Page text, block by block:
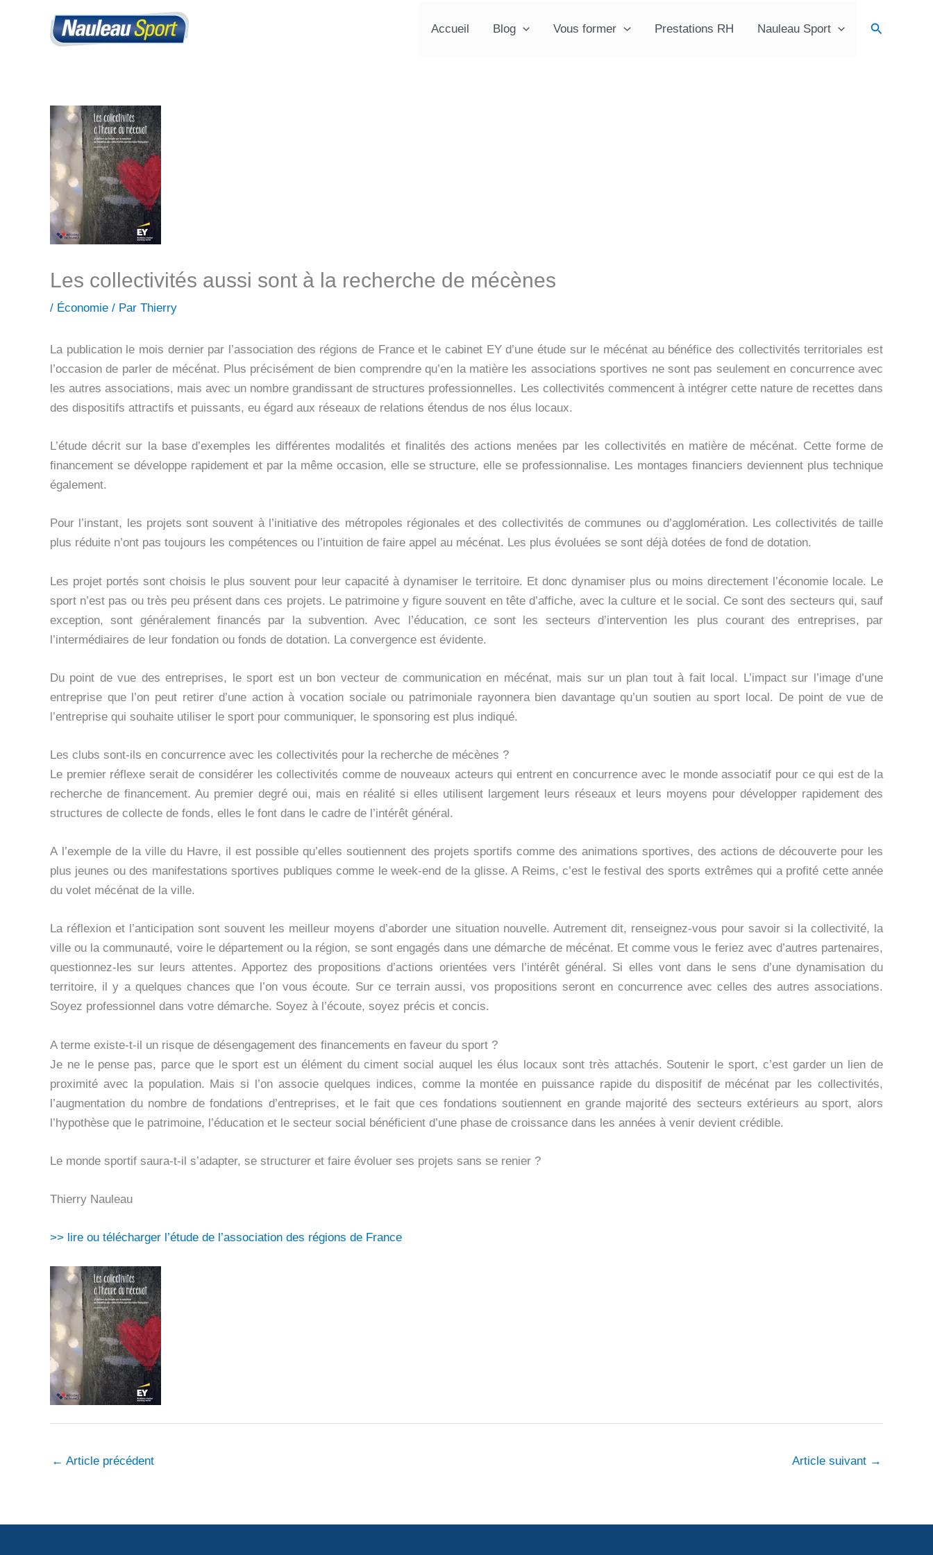
Accueil Blog Vous former Prestations RH Nauleau Sport
Les collectivités aussi sont à la recherche de mécènes
/ Économie / Par Thierry
La publication le mois dernier par l’association des régions de France et le cabinet EY d’une étude sur le mécénat au bénéfice des collectivités territoriales est
l’occasion de parler de mécénat. Plus précisément de bien comprendre qu’en la matière les associations sportives ne sont pas seulement en concurrence avec
les autres associations, mais avec un nombre grandissant de structures professionnelles. Les collectivités commencent à intégrer cette nature de recettes dans
des dispositifs attractifs et puissants, eu égard aux réseaux de relations étendus de nos élus locaux.
L’étude décrit sur la base d’exemples les différentes modalités et finalités des actions menées par les collectivités en matière de mécénat. Cette forme de
financement se développe rapidement et par la même occasion, elle se structure, elle se professionnalise. Les montages financiers deviennent plus technique
également.
Pour l’instant, les projets sont souvent à l’initiative des métropoles régionales et des collectivités de communes ou d’agglomération. Les collectivités de taille
plus réduite n’ont pas toujours les compétences ou l’intuition de faire appel au mécénat. Les plus évoluées se sont déjà dotées de fond de dotation.
Les projet portés sont choisis le plus souvent pour leur capacité à dynamiser le territoire. Et donc dynamiser plus ou moins directement l’économie locale. Le
sport n’est pas ou très peu présent dans ces projets. Le patrimoine y figure souvent en tête d’affiche, avec la culture et le social. Ce sont des secteurs qui, sauf
exception, sont généralement financés par la subvention. Avec l’éducation, ce sont les secteurs d’intervention les plus courant des entreprises, par
l’intermédiaires de leur fondation ou fonds de dotation. La convergence est évidente.
Du point de vue des entreprises, le sport est un bon vecteur de communication en mécénat, mais sur un plan tout à fait local. L’impact sur l’image d’une
entreprise que l’on peut retirer d’une action à vocation sociale ou patrimoniale rayonnera bien davantage qu’un soutien au sport local. De point de vue de
l’entreprise qui souhaite utiliser le sport pour communiquer, le sponsoring est plus indiqué.
Les clubs sont-ils en concurrence avec les collectivités pour la recherche de mécènes ?
Le premier réflexe serait de considérer les collectivités comme de nouveaux acteurs qui entrent en concurrence avec le monde associatif pour ce qui est de la
recherche de financement. Au premier degré oui, mais en réalité si elles utilisent largement leurs réseaux et leurs moyens pour développer rapidement des
structures de collecte de fonds, elles le font dans le cadre de l’intérêt général.
A l’exemple de la ville du Havre, il est possible qu’elles soutiennent des projets sportifs comme des animations sportives, des actions de découverte pour les
plus jeunes ou des manifestations sportives publiques comme le week-end de la glisse. A Reims, c’est le festival des sports extrêmes qui a profité cette année
du volet mécénat de la ville.
La réflexion et l’anticipation sont souvent les meilleur moyens d’aborder une situation nouvelle. Autrement dit, renseignez-vous pour savoir si la collectivité, la
ville ou la communauté, voire le département ou la région, se sont engagés dans une démarche de mécénat. Et comme vous le feriez avec d’autres partenaires,
questionnez-les sur leurs attentes. Apportez des propositions d’actions orientées vers l’intérêt général. Si elles vont dans le sens d’une dynamisation du
territoire, il y a quelques chances que l’on vous écoute. Sur ce terrain aussi, vos propositions seront en concurrence avec celles des autres associations.
Soyez professionnel dans votre démarche. Soyez à l’écoute, soyez précis et concis.
A terme existe-t-il un risque de désengagement des financements en faveur du sport ?
Je ne le pense pas, parce que le sport est un élément du ciment social auquel les élus locaux sont très attachés. Soutenir le sport, c’est garder un lien de
proximité avec la population. Mais si l’on associe quelques indices, comme la montée en puissance rapide du dispositif de mécénat par les collectivités,
l’augmentation du nombre de fondations d’entreprises, et le fait que ces fondations soutiennent en grande majorité des secteurs extérieurs au sport, alors
l’hypothèse que le patrimoine, l’éducation et le secteur social bénéficient d’une phase de croissance dans les années à venir devient crédible.
Le monde sportif saura-t-il s’adapter, se structurer et faire évoluer ses projets sans se renier ?
Thierry Nauleau
>> lire ou télécharger l’étude de l’association des régions de France
← Article précédent Article suivant →